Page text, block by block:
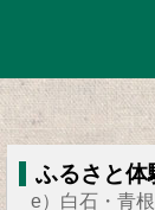
ふるさと
e）白石・青